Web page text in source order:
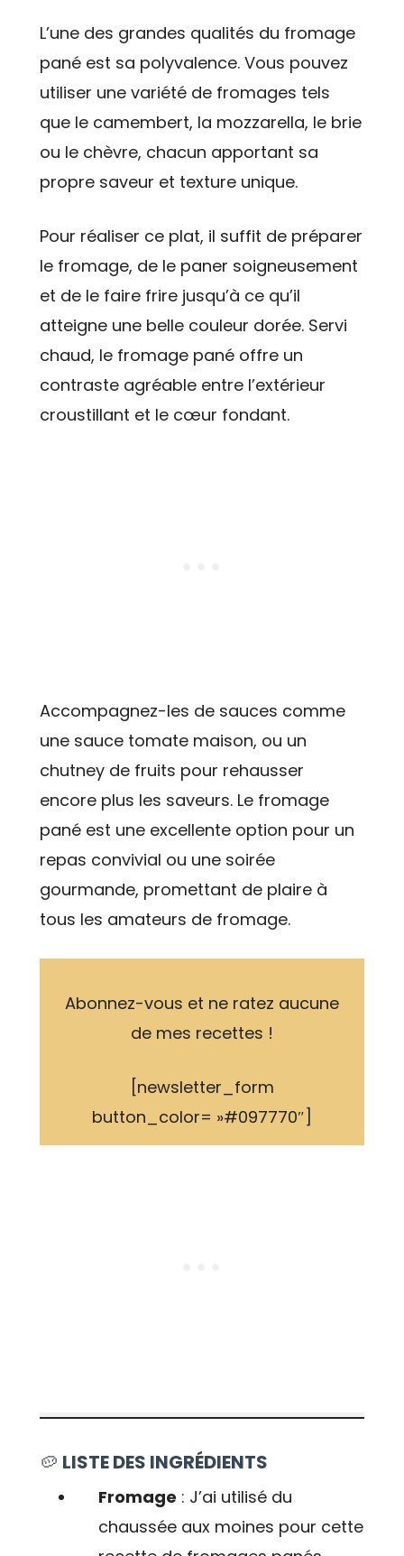
L’une des grandes qualités du fromage
pané est sa polyvalence. Vous pouvez
utiliser une variété de fromages tels
que le camembert, la mozzarella, le brie
ou le chèvre, chacun apportant sa
propre saveur et texture unique.
Pour réaliser ce plat, il suffit de préparer
le fromage, de le paner soigneusement
et de le faire frire jusqu’à ce qu’il
atteigne une belle couleur dorée. Servi
chaud, le fromage pané offre un
contraste agréable entre l’extérieur
croustillant et le cœur fondant.
Accompagnez-les de sauces comme
une sauce tomate maison, ou un
chutney de fruits pour rehausser
encore plus les saveurs. Le fromage
pané est une excellente option pour un
repas convivial ou une soirée
gourmande, promettant de plaire à
tous les amateurs de fromage.
Abonnez-vous et ne ratez aucune
de mes recettes !
[newsletter_form
button_color= »#097770″]
🥔 LISTE DES INGRÉDIENTS
Fromage : J’ai utilisé du
chaussée aux moines pour cette